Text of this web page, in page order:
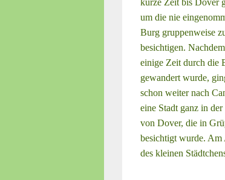
um die nie
Burg gruppenweise
besichtigen.
einige Zeit durch die
gewandert wurde,
schon weiter nach
eine Stadt ganz in der
von Dover, die in
besichtigt wurde. Am
des kleinen